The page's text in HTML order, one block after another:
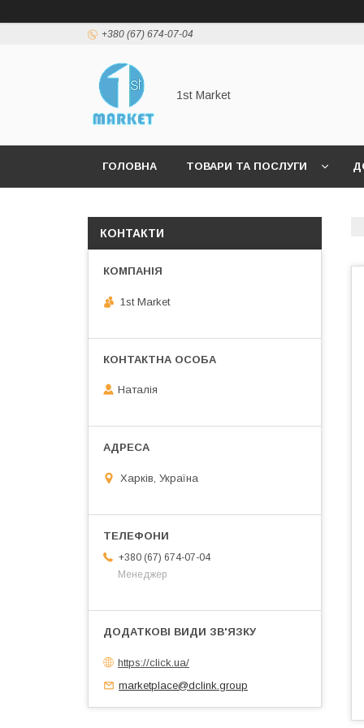
+380 (67) 674-07-04
1st Market
ГОЛОВНА ТОВАРИ ТА ПОСЛУГИ
КОНТАКТИ
1st Market
Наталія
Харків, Україна
+380 (67) 674-07-04
Менеджер
https://click.ua/
marketplace@dclink.group